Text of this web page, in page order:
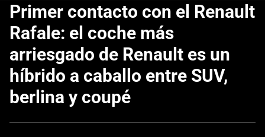
Primer contacto con el Renault
Rafale: el coche más
arriesgado de Renault es un
híbrido a caballo entre SUV,
berlina y coupé